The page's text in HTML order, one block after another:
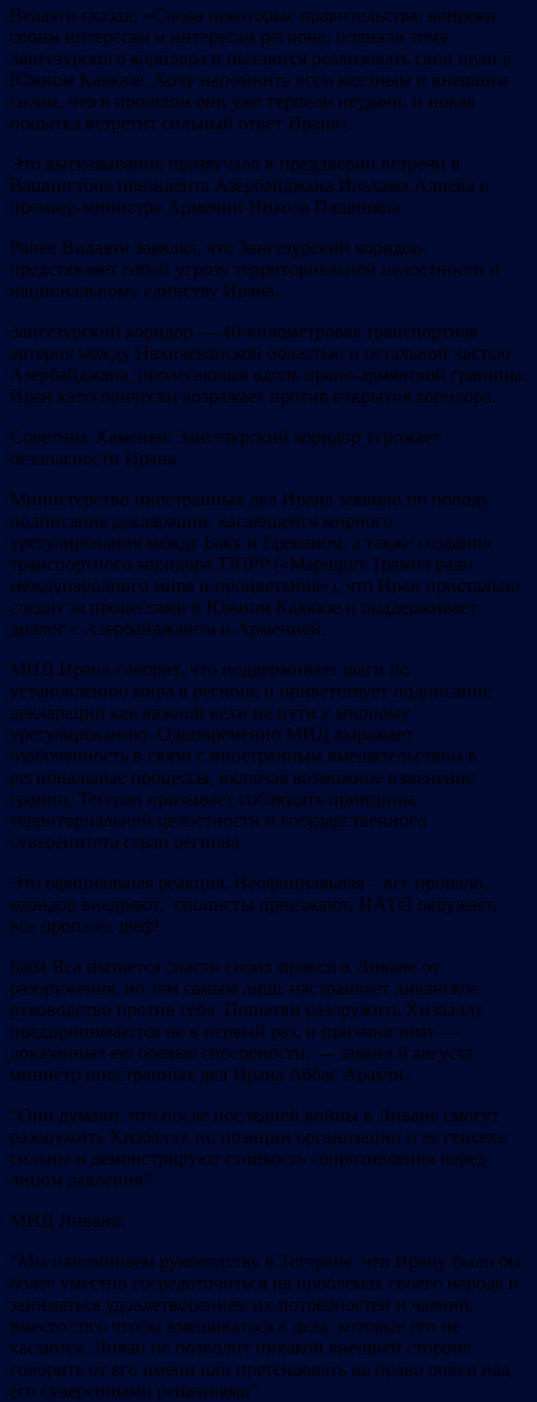
Велаяти сказал: «Снова некоторые правительства, вопреки
своим интересам и интересам региона, подняли тему
Зангезурского коридора и пытаются реализовать свои цели в
Южном Кавказе. Хочу напомнить всем местным и внешним
силам, что в прошлом они уже терпели неудачи, и новая
попытка встретит сильный ответ Ирана».
Это высказывание прозвучало в преддверии встречи в
Вашингтоне президента Азербайджана Ильхама Алиева и
премьер-министра Армении Никола Пашиняна.
Ранее Вилаяти заявлял, что Зангезурский коридор
представляет собой угрозу территориальной целостности и
национальному единству Ирана.
Зангезурский коридор — 40-километровая транспортная
артерия между Нахичеванской областью и остальной частью
Азербайджана, пролегающая вдоль ирано-армянской границы.
Иран категорически возражает против открытия коридора.
Советник Хаменеи: Зангезурский коридор угрожает
безопасности Ирана
Министерство иностранных дел Ирана заявило по поводу
подписания декларации, касающейся мирного
урегулирования между Баку и Ереваном, а также создания
транспортного коридора TRIPP («Маршрут Трампа ради
международного мира и процветания»), что Иран пристально
следит за процессами в Южном Кавказе и поддерживает
диалог с Азербайджаном и Арменией.
МИД Ирана говорит, что поддерживает шаги по
установлению мира в регионе и приветствует подписание
декларации как важной вехи на пути к мирному
урегулированию. Одновременно МИД выражает
озабоченность в связи с иностранным вмешательством в
региональные процессы, включая возможное изменение
границ. Тегеран призывает соблюдать принципы
территориальной целостности и государственного
суверенитета стран региона.
Это официальная реакция. Неофициальная – все пропало,
коридор внедряют, сионисты приезжают, НАТО окружает,
все пропало, шеф!
Баба Яга пытается спасти своих прокси в Ливане от
разоружения, но тем самым лишь настраивает ливанское
руководство против себя. Попытки разоружить Хизбаллу
предпринимаются не в первый раз, и причина тому —
доказанные ею боевые способности, — заявил 6 августа
министр иностранных дел Ирана Аббас Аракчи.
“Они думают, что после последней войны в Ливане смогут
разоружить Хизбаллу, но позиции организации и ее генсека
сильны и демонстрируют стойкость сопротивления перед
лицом давления”.
МИД Ливана:
“Мы напоминаем руководству в Тегеране, что Ирану было бы
более уместно сосредоточиться на проблемах своего народа и
заниматься удовлетворением их потребностей и чаяний,
вместо того чтобы вмешиваться в дела, которые его не
касаются. Ливан не позволит никакой внешней стороне
говорить от его имени или претендовать на право опеки над
его суверенными решениями”.